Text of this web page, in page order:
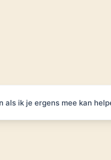
als ik je ergens mee kan